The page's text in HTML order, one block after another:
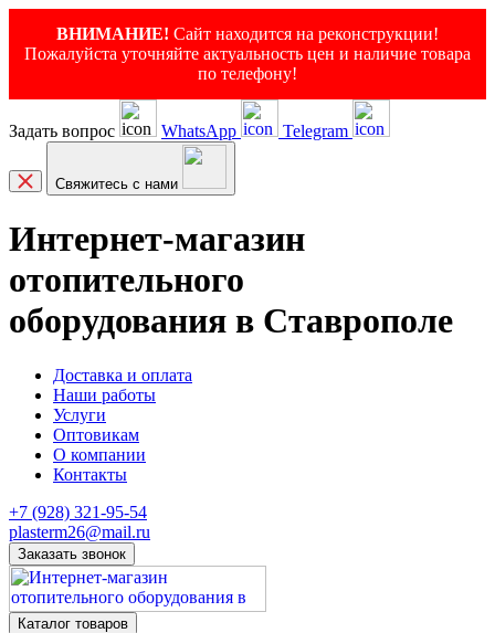
ВНИМАНИЕ! Сайт находится на реконструкции!
Пожалуйста уточняйте актуальность цен и наличие товара
по телефону!
Задать вопрос WhatsApp Telegram
Свяжитесь с нами
Интернет-магазин
отопительного
оборудования в Ставрополе
Доставка и оплата
Наши работы
Услуги
Оптовикам
О компании
Контакты
+7 (928) 321-95-54
plasterm26@mail.ru
Заказать звонок
Каталог товаров